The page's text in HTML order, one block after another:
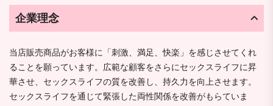
企業理念
当店販売商品がお客様に「刺激、満足、快楽」を感じさせてくれ
ることを願っています。広範な顧客をさらにセックスライフに昇
華させ、セックスライフの質を改善し、持久力を向上させます。
セックスライフを通じて緊張した両性関係を改善がもらていま